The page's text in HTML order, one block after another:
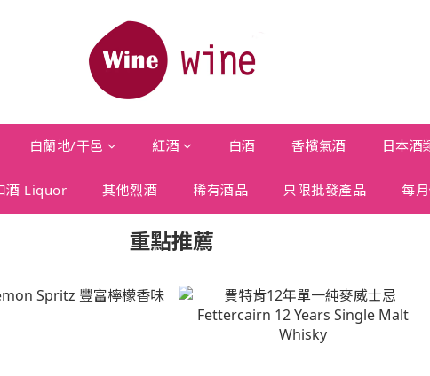
白蘭地/干邑 紅酒 白酒 香檳氣酒 日本酒
酒 Liquor 其他烈酒 稀有酒品 只限批發產品 每
重點推薦